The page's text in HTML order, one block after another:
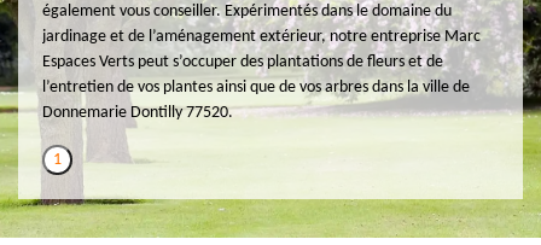
également vous conseiller. Expérimentés dans le domaine du
jardinage et de l’aménagement extérieur, notre entreprise Marc
Espaces Verts peut s’occuper des plantations de fleurs et de
l’entretien de vos plantes ainsi que de vos arbres dans la ville de
Donnemarie Dontilly 77520.
1